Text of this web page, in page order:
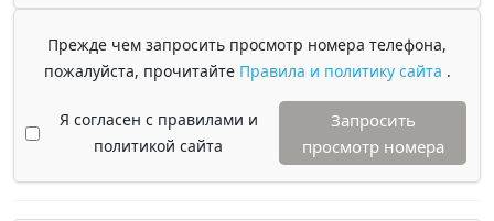
Прежде чем запросить просмотр номера телефона,
пожалуйста, прочитайте Правила и политику сайта .
Я согласен с правилами и
политикой сайта
Запросить
просмотр номера